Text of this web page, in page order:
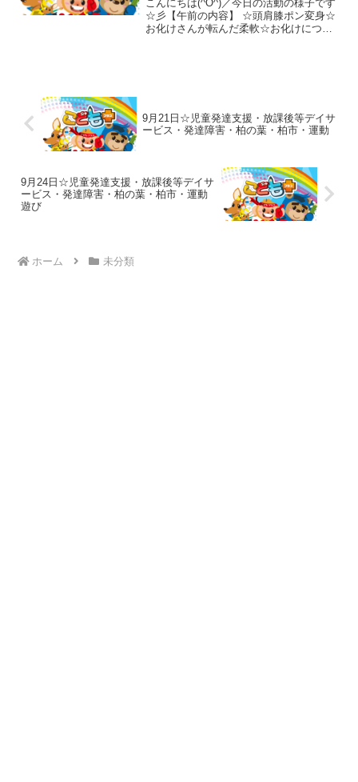
こんにちは(^O^)／今日の活動の様子です
☆彡【午前の内容】 ☆頭肩膝ポン変身☆
お化けさんが転んだ柔軟☆お化けにつか
9月21日☆児童発達支援・放課後等デイサ
ービス・発達障害・柏の葉・柏市・運動
9月24日☆児童発達支援・放課後等デイサ
ービス・発達障害・柏の葉・柏市・運動
遊び
ホーム 未分類